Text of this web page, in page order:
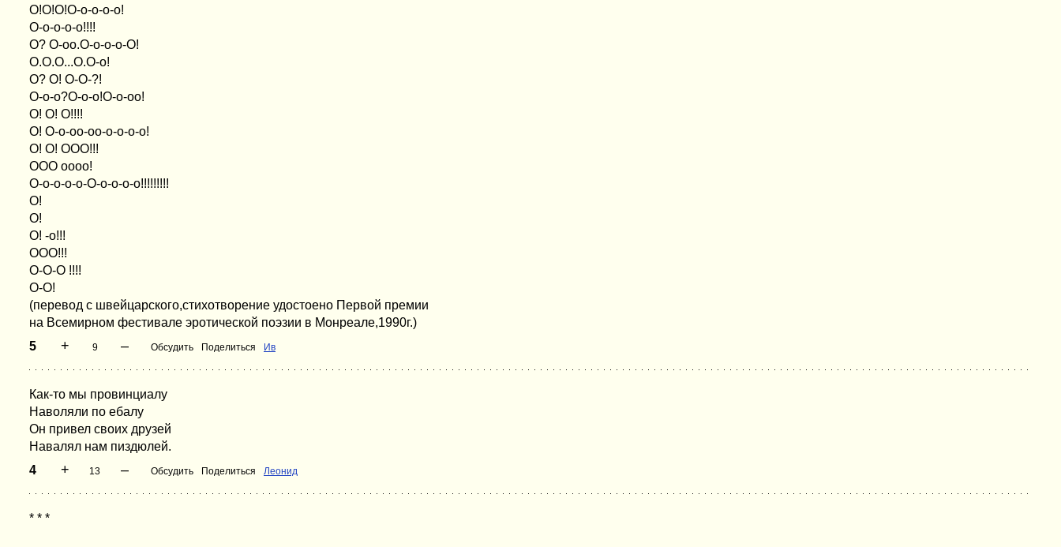
О!О!О!О-о-о-о-о!
О-о-о-о-о!!!!
О? О-оо.О-о-о-о-О!
О.О.О...О.О-о!
О? О! О-О-?!
О-о-о?О-о-о!О-о-оо!
О! О! О!!!!
О! О-о-оо-оо-о-о-о-о!
О! О! ООО!!!
ООО оооо!
О-о-о-о-о-О-о-о-о-о!!!!!!!!!
О!
О!
О! -о!!!
ООО!!!
О-О-О !!!!
О-О!
(перевод с швейцарского,стихотворение удостоено Первой премии
на Всемирном фестивале эротической поэзии в Монреале,1990г.)
5
+ 9 – Обсудить Поделиться Ив
Как-то мы провинциалу
Наволяли по ебалу
Он привел своих друзей
Навалял нам пиздюлей.
4
+ 13 – Обсудить Поделиться Леонид
* * *